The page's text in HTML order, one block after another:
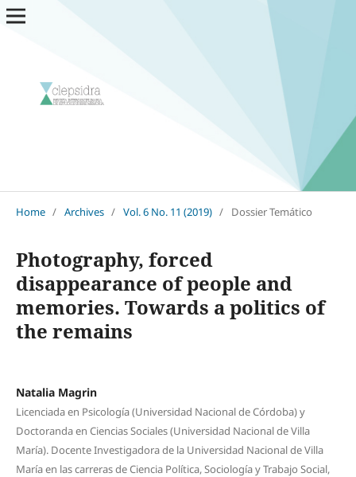
Home / Archives / Vol. 6 No. 11 (2019) / Dossier Temático
Photography, forced
disappearance of people and
memories. Towards a politics of
the remains
Natalia Magrin
Licenciada en Psicología (Universidad Nacional de Córdoba) y
Doctoranda en Ciencias Sociales (Universidad Nacional de Villa
María). Docente Investigadora de la Universidad Nacional de Villa
María en las carreras de Ciencia Política, Sociología y Trabajo Social,